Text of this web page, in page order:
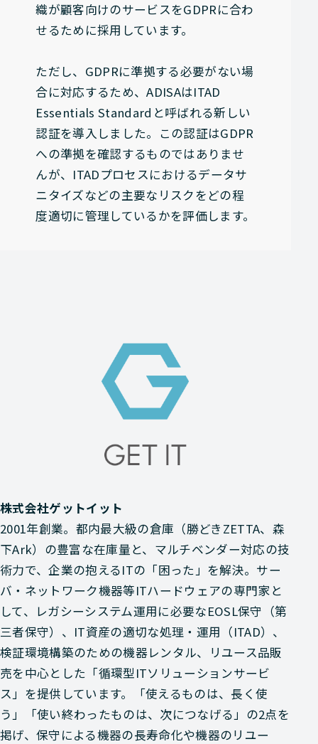
織が顧客向けのサービスをGDPRに合わ
せるために採用しています。
ただし、GDPRに準拠する必要がない場
合に対応するため、ADISAはITAD
Essentials Standardと呼ばれる新しい
認証を導入しました。この認証はGDPR
への準拠を確認するものではありませ
んが、ITADプロセスにおけるデータサ
ニタイズなどの主要なリスクをどの程
度適切に管理しているかを評価します。
株式会社ゲットイット
2001年創業。都内最大級の倉庫（勝どきZETTA、森
下Ark）の豊富な在庫量と、マルチベンダー対応の技
術力で、企業の抱えるITの「困った」を解決。サー
バ・ネットワーク機器等ITハードウェアの専門家と
して、レガシーシステム運用に必要なEOSL保守（第
三者保守）、IT資産の適切な処理・運用（ITAD）、
検証環境構築のための機器レンタル、リユース品販
売を中心とした「循環型ITソリューションサービ
ス」を提供しています。「使えるものは、長く使
う」「使い終わったものは、次につなげる」の2点を
掲げ、保守による機器の長寿命化や機器のリユー